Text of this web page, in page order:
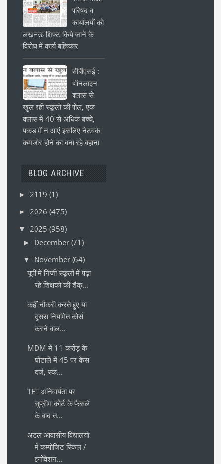
परिषद व
कार्यालयों को
लखनऊ शिफ्ट किये जाने के
विरोध में कार्य बहिष्कार
सीबीएसई :
ऑनलाइन
क्लास से
खुल रही स्कूलों की पोल, एक
क्लास में 40 से अधिक बच्चे,
पकड़ में न आएं इसलिए नेटवर्क
कमजोर होने का बना रहे बहाना
BLOG ARCHIVE
► 2119 (1)
► 2026 (475)
▼ 2025 (958)
► December (71)
▼ November (64)
यूपी में निजी स्कूलों में पढ़ा
रहे शिक्षको की शैक्...
कहीं नौकरी करते हुए या
दूसरा नियमित कोर्स
करने वाल...
MDM में 11 करोड़ के
घोटाले में 45 पर केस
दर्ज, स्क...
TET अनिवार्यता पर
सुप्रीम कोर्ट के फैसले
के बाद त...
अटल आवासीय विद्यालयों
में कम्पोजिट स्किल /
इनोवेशन...